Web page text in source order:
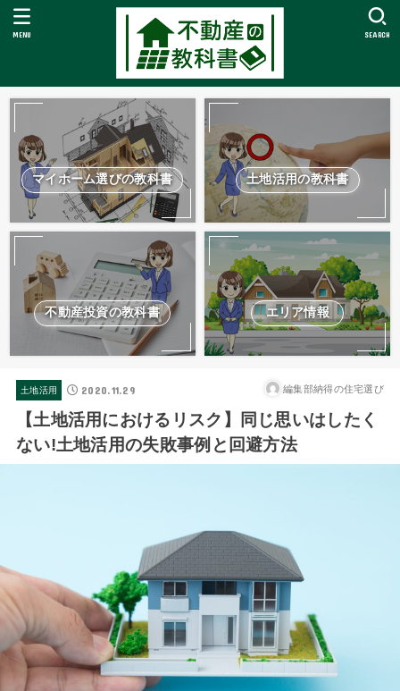
SEARCH
MENU
マイホーム選びの教科書 土地活用の教科書
不動産投資の教科書 エリア情報
土地活用 2020.11.29 編集部納得の住宅選び
【土地活用におけるリスク】同じ思いはしたく
ない!土地活用の失敗事例と回避方法